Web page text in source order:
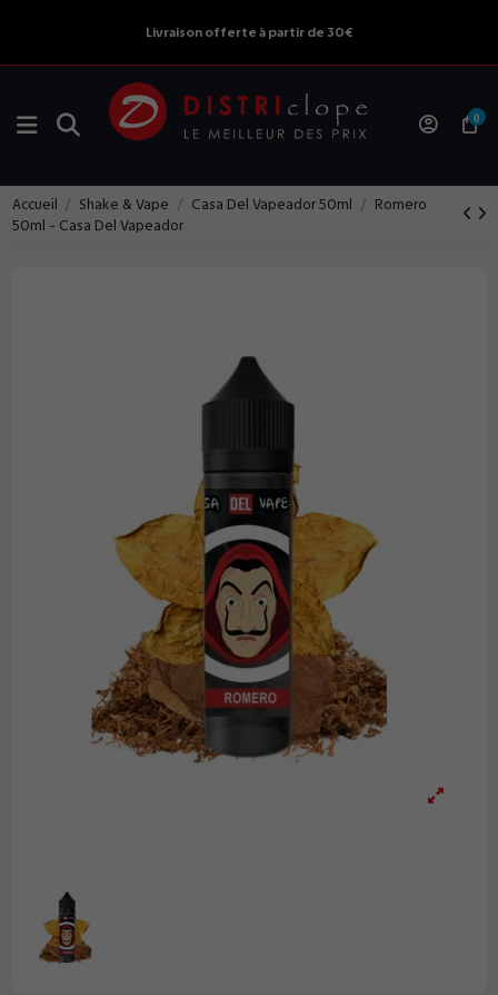
Livraison offerte à partir de 30€
0
Accueil Shake & Vape Casa Del Vapeador 50ml
Romero
50ml - Casa Del Vapeador